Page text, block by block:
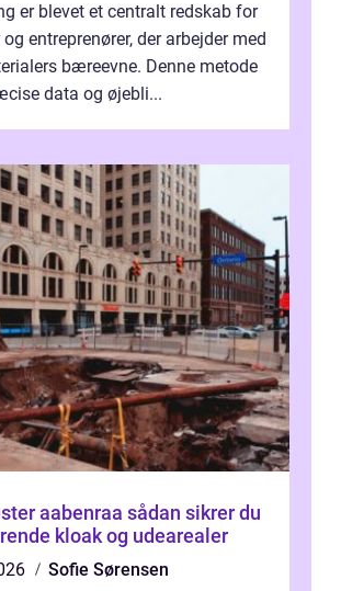
er blevet et centralt redskab for
entreprenører, der arbejder med
bæreevne. Denne metode
data og øjebli...
sådan sikrer du
kloak og udearealer
Sofie Sørensen